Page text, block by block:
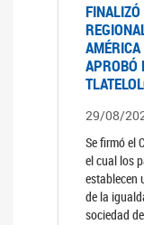
APROBÓ
29/08/
Se firmó el
el cual los
establecen
de la
sociedad